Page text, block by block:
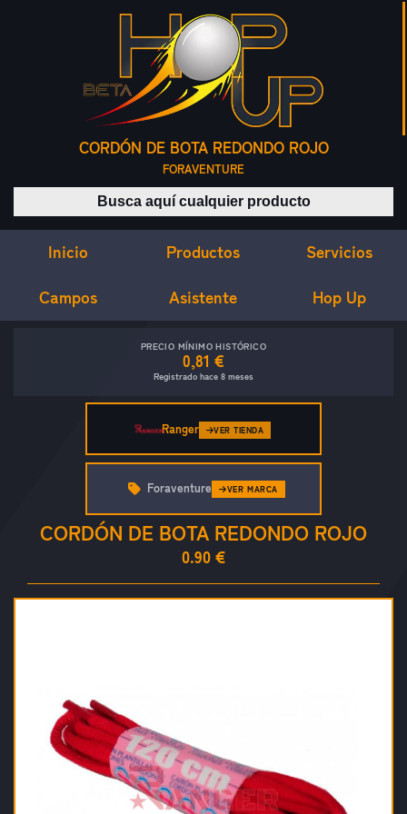
CORDÓN DE BOTA REDONDO ROJO
FORAVENTURE
Buscar productos
Inicio Productos Servicios
Campos Asistente Hop Up
PRECIO MÍNIMO HISTÓRICO
0,81 €
Registrado hace 8 meses
Ranger VER TIENDA
CORDÓN DE BOTA REDONDO ROJO
0.90 €
Foraventure VER MARCA